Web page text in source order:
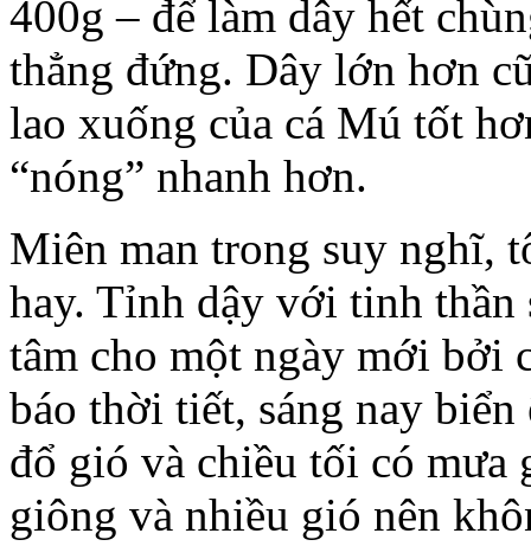
400g – để làm dây hết
thẳng đứng. Dây lớn hơn
lao xuống của cá Mú tốt
“nóng” nhanh hơn.
Miên man trong suy nghĩ,
hay. Tỉnh dậy với tinh
tâm cho một ngày mới bởi
báo thời tiết, sáng nay
đổ gió và chiều tối có mưa
giông và nhiều gió nên